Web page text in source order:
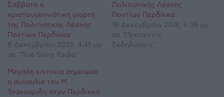
Σάββατο η
χριστουγεννιάτικη γιορτή
της Πολιτιστικής Λέσχης
Ποντίων Περδίκκα
8 Δεκεμβρίου 2023, 4:45 μμ
σε "True Story Radio"
Πολιτιστικής Λέσχης
Ποντίων Περδίκκα
18 Δεκεμβρίου 2018, 6:38 μμ
σε "Προσεχείς
Εκδηλώσεις"
Μεγάλη επιτυχία σημείωσε
η συναυλία του Μ.
Τσαχουρίδη στον Περδίκκα